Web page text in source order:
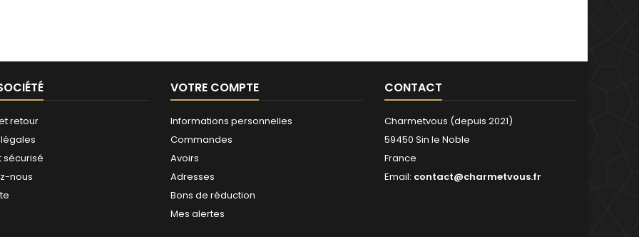
retour
sécurisé
nous
VOTRE COMPTE
Informations personnelles
Commandes
Avoirs
Adresses
Bons de réduction
Mes alertes
CONTACT
Charmetvous (depuis 2021)
59450 Sin le Noble
France
Email: contact@charmetvous.fr